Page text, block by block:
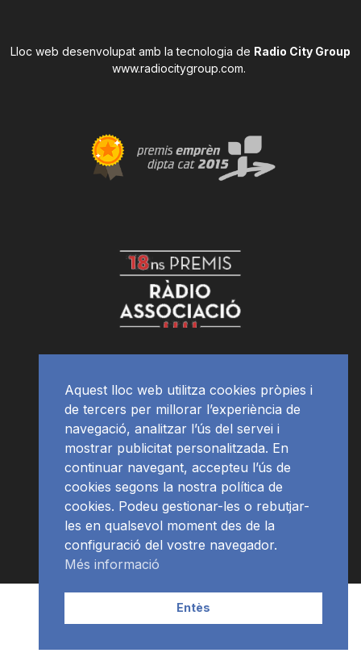
Lloc web desenvolupat amb la tecnologia de Radio City Group
www.radiocitygroup.com.
APP Programació
Aquest lloc web utilitza cookies pròpies i
de tercers per millorar l’experiència de
navegació, analitzar l’ús del servei i
mostrar publicitat personalitzada. En
continuar navegant, accepteu l’ús de
cookies segons la nostra política de
cookies. Podeu gestionar-les o rebutjar-
les en qualsevol moment des de la
configuració del vostre navegador.
Més informació
Entès